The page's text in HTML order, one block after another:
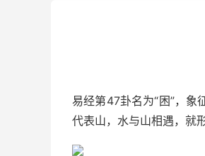
易经第47卦名为“困”，象
代表山，水与山相遇，就